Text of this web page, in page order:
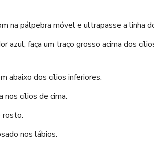
na pálpebra móvel e ultrapasse a linha
azul, faça um traço grosso acima dos
abaixo dos cílios inferiores.
nos cílios de cima.
rosto.
nos lábios.